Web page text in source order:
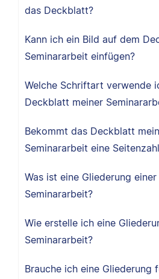
das Deckblatt?
Kann ich ein Bild auf dem
Seminararbeit einfügen?
Welche Schriftart verwende
Deckblatt meiner
Bekommt das Deckblatt
Seminararbeit eine
Was ist eine Gliederung einer
Seminararbeit?
Wie erstelle ich eine
Seminararbeit?
Brauche ich eine Gliederung